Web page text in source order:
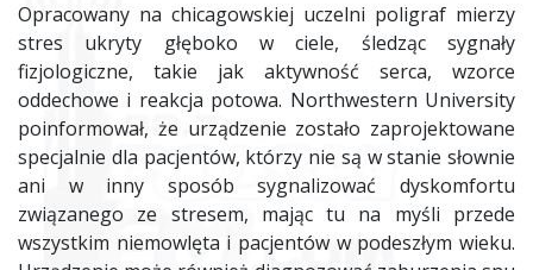
Opracowany na chicagowskiej uczelni poligraf mierzy
stres ukryty głęboko w ciele, śledząc sygnały
fizjologiczne, takie jak aktywność serca, wzorce
oddechowe i reakcja potowa. Northwestern University
poinformował, że urządzenie zostało zaprojektowane
specjalnie dla pacjentów, którzy nie są w stanie słownie
ani w inny sposób sygnalizować dyskomfortu
związanego ze stresem, mając tu na myśli przede
wszystkim niemowlęta i pacjentów w podeszłym wieku.